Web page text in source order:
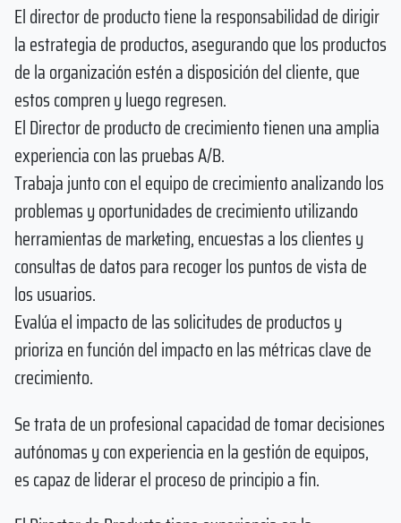
El director de producto tiene la responsabilidad de dirigir
la estrategia de productos, asegurando que los productos
de la organización estén a disposición del cliente, que
estos compren y luego regresen.
El Director de producto de crecimiento tienen una amplia
experiencia con las pruebas A/B.
Trabaja junto con el equipo de crecimiento analizando los
problemas y oportunidades de crecimiento utilizando
herramientas de marketing, encuestas a los clientes y
consultas de datos para recoger los puntos de vista de
los usuarios.
Evalúa el impacto de las solicitudes de productos y
prioriza en función del impacto en las métricas clave de
crecimiento.
Se trata de un profesional capacidad de tomar decisiones
autónomas y con experiencia en la gestión de equipos,
es capaz de liderar el proceso de principio a fin.